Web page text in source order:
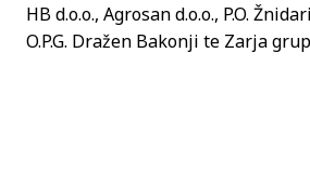
HB d.o.o., Agrosan d.o.o., P.O.
O.P.G. Dražen Bakonji te Zarja